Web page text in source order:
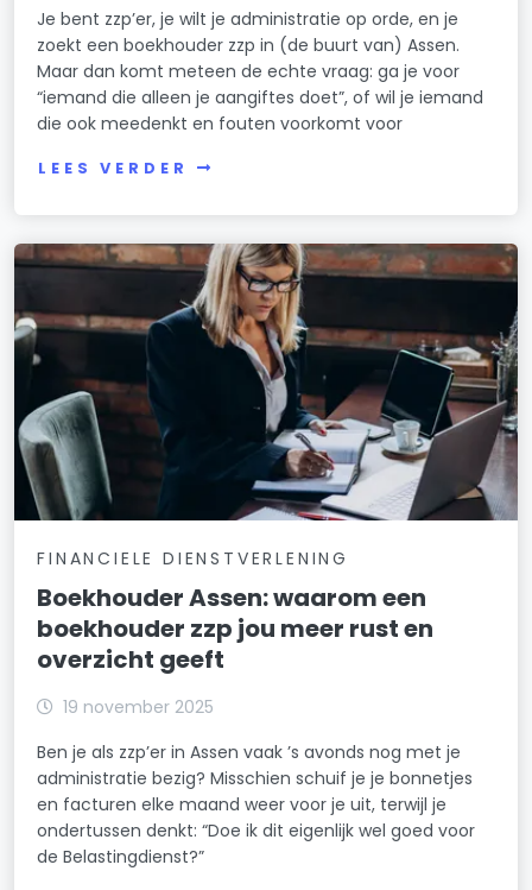
Je bent zzp’er, je wilt je administratie op orde, en je
zoekt een boekhouder zzp in (de buurt van) Assen.
Maar dan komt meteen de echte vraag: ga je voor
“iemand die alleen je aangiftes doet”, of wil je iemand
die ook meedenkt en fouten voorkomt voor
LEES VERDER
FINANCIELE DIENSTVERLENING
Boekhouder Assen: waarom een
boekhouder zzp jou meer rust en
overzicht geeft
19 november 2025
Ben je als zzp’er in Assen vaak ’s avonds nog met je
administratie bezig? Misschien schuif je je bonnetjes
en facturen elke maand weer voor je uit, terwijl je
ondertussen denkt: “Doe ik dit eigenlijk wel goed voor
de Belastingdienst?”